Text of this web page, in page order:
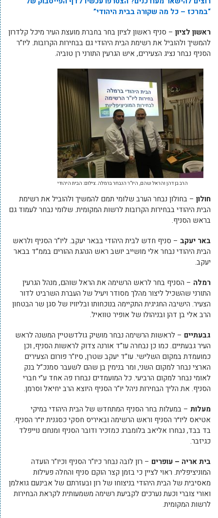
“במרכז – כל מה שקורה בבית היהודי”
ראשון לציון – סניף ראשון לציון בחר בחברת מועצת העיר מיכל קלדרון
להמשיך ולהוביל את רשימת הבית היהודי גם בבחירות הקרובות. ליו”ר
הסניף נבחר נציג הצעירים, איש הגרעין התורני רן טוביה.
הרב בן דהן והראל שהם, היו”ר הנבחר ברמלה. צילום: הבית היהודי
חולון – בחולון נבחר הערב שלומי תמם להמשיך ולהוביל את רשימת
הבית היהודי בבחירות הקרובות לרשות המקומית. שלומי נבחר לעמוד גם
בראש הסניף.
באר יעקב – סניף חדש לבית היהודי בבאר יעקב. ליו”ר הסניף ולראש
הבית היהודי נבחר אלי מושייב יושב ראש הנהגת ההורים בממ”ד בבאר
יעקב.
רמלה – הסניף בחר לראש הרשימה את הראל שוהם, מנהל הגרעין
התורני שהשכיל ליצור מהלך מסודר ויעיל של העברת השרביט לדור
הצעיר. הישיבה החגיגית התקיימה בנוכחותו ובליוויו של סגן שר הבטחון
הרב אלי בן דהן ובניהולו של אופיר טוואיל.
גבעתיים – לראשות הרשימה נבחר מושיק גולדשטיין המשנה לראש
העיר גבעתיים. כמו כן נבחרה עו”ד אורנה צדוק לראשות הסניף, וכן
כמועמדת במקום השלישי. עו”ד יעקב שטרן, סיו”ר פורום הצעירים
הארצי נבחר למקום השני, ומר בנימין בן שהם לשעבר סמנכ”ל בנק
לאומי נבחר למקום הרביעי. כל המועמדים נבחרו פה אחד ע”י חברי
הסניף. את הליך הבחירות ניהל יו”ר הסניף היוצא הרב יחיאל וסרמן.
מעלות – במעלות בחר הסניף המתחדש של הבית היהודי במיקי
אטיאס ליו״ר הסניף וראש הרשימה ובאיריס חסקי כסגנית יו״ר הסניף.
בד בבד, נבחרו אליאב בלומברג כמזכיר ודובר הסניף ומנחם נוייפלד
כגיזבר.
בית אריה – עופרים – רון לובה נבחר כיו”ר הסניף וכיו”ר הועדה
המוניציפלית. ראוי לציין כי בזמן קצר הוקם סניף והחלה פעילות
מאסיבית של הבית היהודי בניצוחו של רון ובעזרתם של אבינעם גואלמן
ואורי צוברי וכעת נערכים לקביעת רשימה משמעותית לקראת הבחירות
לרשות המקומית.